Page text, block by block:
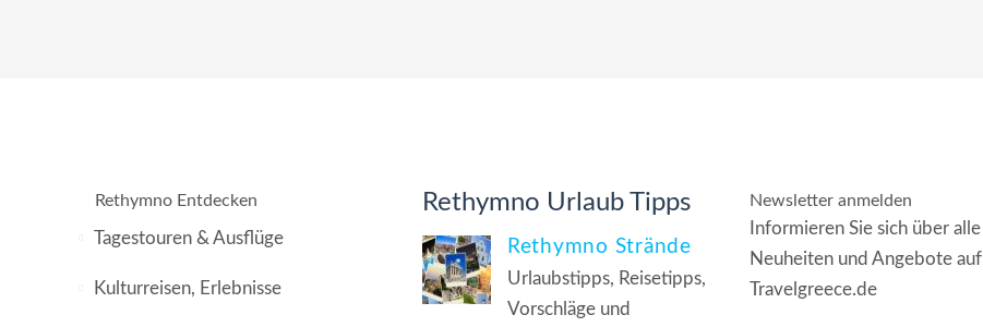
Rethymno Entdecken
Tagestouren & Ausflüge
Kulturreisen, Erlebnisse
Rethymno Urlaub Tipps
Rethymno Strände
Urlaubstipps, Reisetipps,
Vorschläge und
Newsletter anmelden
Informieren Sie sich über alle
Neuheiten und Angebote auf
Travelgreece.de